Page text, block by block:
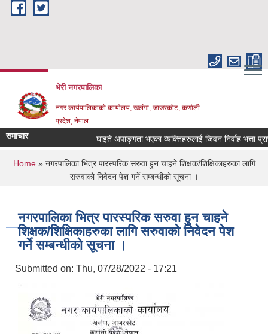
Skip to main content
भेरी नगरपालिका
नगर कार्यपालिकाको कार्यालय, खलंगा, जाजरकोट, कर्णाली
प्रदेश, नेपाल
समाचार घाइते अपाङ्गता भएका व्यक्तिहरुलाई जिवन निर्वाह भत्ता प्राप्त
You are here
Home» नगरपालिका भित्र पारस्परिक सरुवा हुन चाहने शिक्षक/शिक्षिकाहरुका लागि
सरुवाको निवेदन पेश गर्ने सम्बन्धीको सूचना ।
नगरपालिका भित्र पारस्परिक सरुवा हुन चाहने
शिक्षक/शिक्षिकाहरुका लागि सरुवाको निवेदन पेश
गर्ने सम्बन्धीको सूचना ।
Submitted on: Thu, 07/28/2022 - 17:21